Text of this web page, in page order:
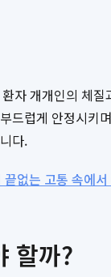
자 개개인의 체
럽게 안정시
다.
없는 고통 속에
할까?